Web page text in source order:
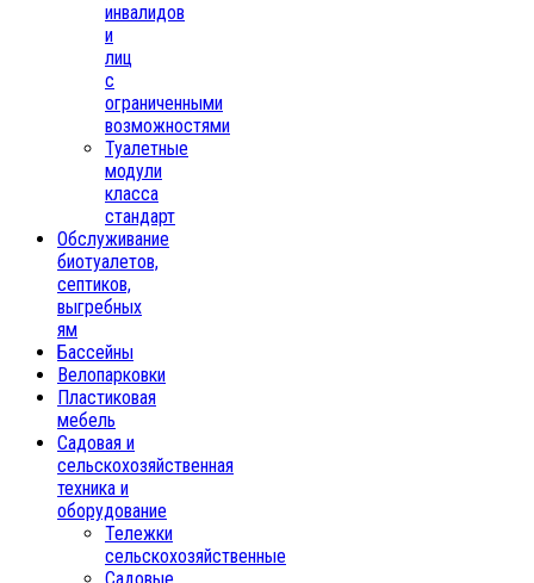
инвалидов
и
лиц
с
ограниченными
возможностями
Туалетные
модули
класса
стандарт
Обслуживание
биотуалетов,
септиков,
выгребных
ям
Бассейны
Велопарковки
Пластиковая
мебель
Садовая и
сельскохозяйственная
техника и
оборудование
Тележки
сельскохозяйственные
Садовые